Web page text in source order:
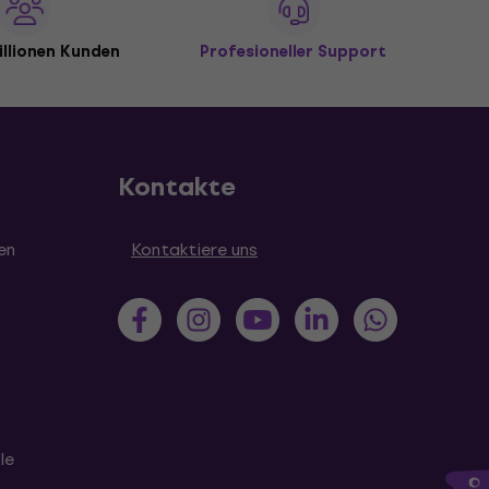
Kunden Profesioneller Support
Kontakte
Kontaktiere uns